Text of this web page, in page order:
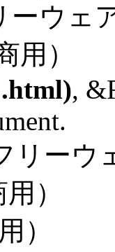
ーウェ
用）
,
リーウ
）
）